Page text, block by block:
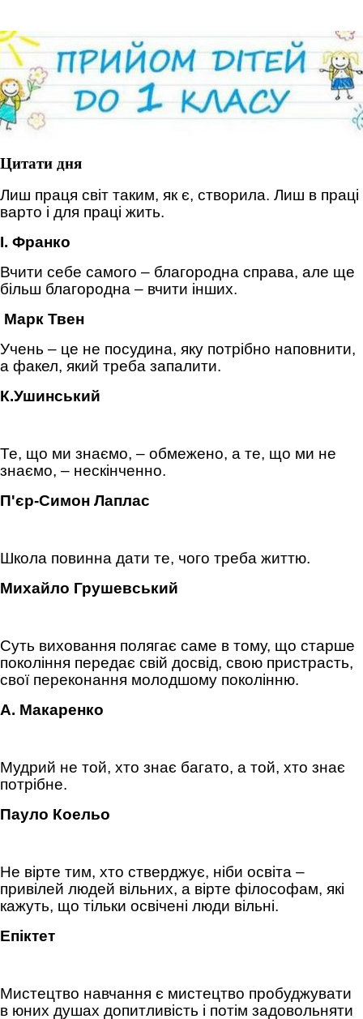
Цитати дня
Лиш праця світ таким, як є, створила. Лиш в праці
варто і для праці жить.
І. Франко
Вчити себе самого – благородна справа, але ще
більш благородна – вчити інших.
Марк Твен
Учень – це не посудина, яку потрібно наповнити,
а факел, який треба запалити.
К.Ушинський
Те, що ми знаємо, – обмежено, а те, що ми не
знаємо, – нескінченно.
П'єр-Симон Лаплас
Школа повинна дати те, чого треба життю.
Михайло Грушевський
Суть виховання полягає саме в тому, що старше
покоління передає свій досвід, свою пристрасть,
свої переконання молодшому поколінню.
А. Макаренко
Мудрий не той, хто знає багато, а той, хто знає
потрібне.
Пауло Коельо
Не вірте тим, хто стверджує, ніби освіта –
привілей людей вільних, а вірте філософам, які
кажуть, що тільки освічені люди вільні.
Епіктет
Мистецтво навчання є мистецтво пробуджувати
в юних душах допитливість і потім задовольняти